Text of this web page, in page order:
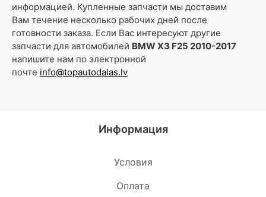
информацией. Купленные запчасти мы доставим
Вам течение несколько рабочих дней после
готовности заказа. Если Вас интересуют другие
запчасти для автомобилей BMW X3 F25 2010-2017
напишите нам по электронной
почте info@topautodalas.lv
Информация
Условия
Oплата